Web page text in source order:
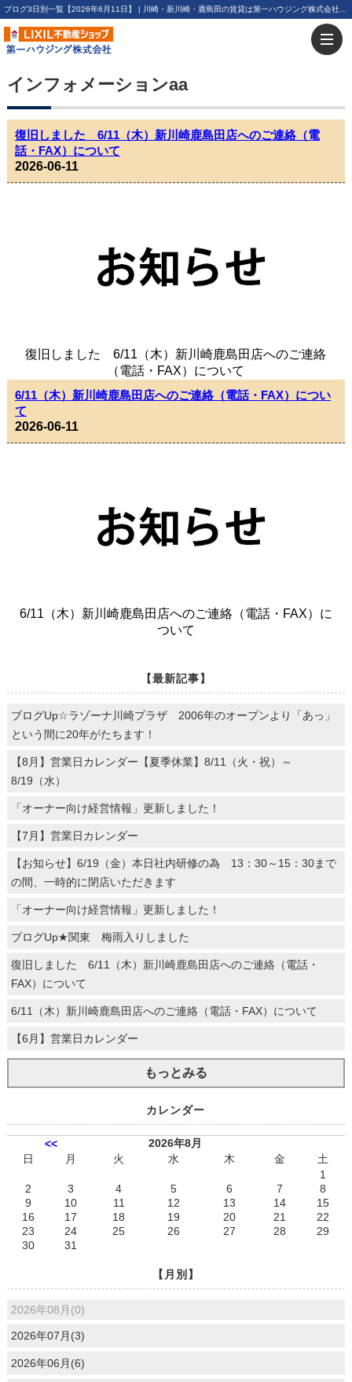
インフォメーションaa
復旧しました 6/11（木）新川崎鹿島田店へのご連絡（電
話・FAX）について
2026-06-11
復旧しました 6/11（木）新川崎鹿島田店へのご連絡
（電話・FAX）について
6/11（木）新川崎鹿島田店へのご連絡（電話・FAX）につい
て
2026-06-11
6/11（木）新川崎鹿島田店へのご連絡（電話・FAX）に
ついて
【最新記事】
ブログUp☆ラゾーナ川崎プラザ 2006年のオープンより「あっ」
という間に20年がたちます！
【8月】営業日カレンダー【夏季休業】8/11（火・祝）～
8/19（水）
「オーナー向け経営情報」更新しました！
【7月】営業日カレンダー
【お知らせ】6/19（金）本日社内研修の為 13：30～15：30まで
の間、一時的に閉店いただきます
「オーナー向け経営情報」更新しました！
ブログUp★関東 梅雨入りしました
復旧しました 6/11（木）新川崎鹿島田店へのご連絡（電話・
FAX）について
6/11（木）新川崎鹿島田店へのご連絡（電話・FAX）について
【6月】営業日カレンダー
もっとみる
カレンダー
<<
2026年8月
日
月 火 水 木 金
土
1
2
3 4 5 6 7
8
9
10 11 12 13 14
15
16
17 18 19 20 21
22
23
24 25 26 27 28
29
30
31
【月別】
2026年08月(0)
2026年07月(3)
2026年06月(6)